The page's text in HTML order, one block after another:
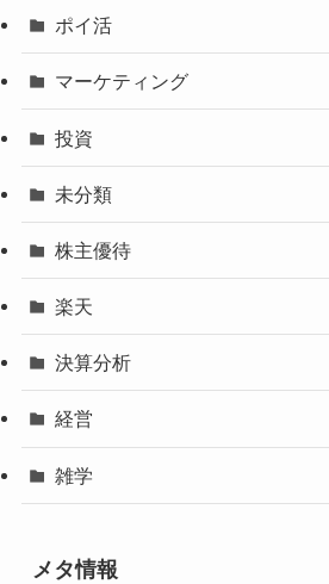
ポイ活
マーケティング
投資
未分類
株主優待
楽天
決算分析
経営
雑学
メタ情報